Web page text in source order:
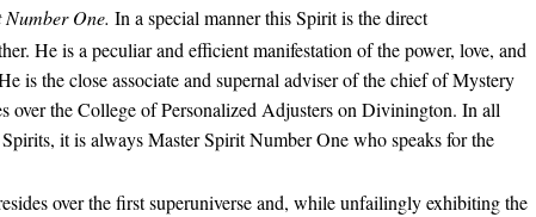
One. In a special manner this Spirit is the direct
He is a peculiar and efficient manifestation of the power, love, and
is the close associate and supernal adviser of the chief of Mystery
over the College of Personalized Adjusters on Divinington. In all
it is always Master Spirit Number One who speaks for the
over the first superuniverse and, while unfailingly exhibiting the